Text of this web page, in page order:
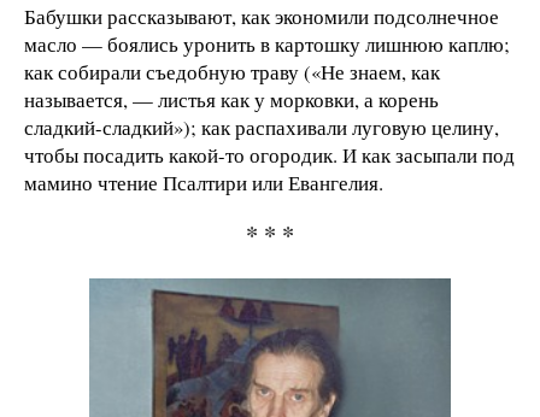
Бабушки рассказывают, как экономили подсолнечное
масло — боялись уронить в картошку лишнюю каплю;
как собирали съедобную траву («Не знаем, как
называется, — листья как у морковки, а корень
сладкий-сладкий»); как распахивали луговую целину,
чтобы посадить какой-то огородик. И как засыпали под
мамино чтение Псалтири или Евангелия.
* * *